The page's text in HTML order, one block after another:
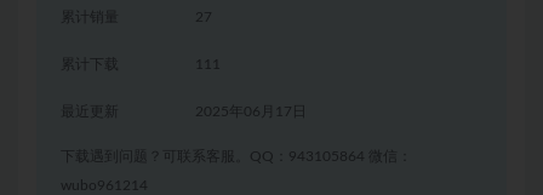
累计销量 27
累计下载 111
2025年06月17日
下载遇到问题？可联系客服。QQ：943105864 微信：
wubo961214